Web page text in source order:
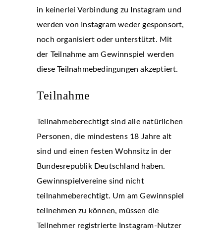
in keinerlei Verbindung zu Instagram und
werden von Instagram weder gesponsort,
noch organisiert oder unterstützt. Mit
der Teilnahme am Gewinnspiel werden
diese Teilnahmebedingungen akzeptiert.
Teilnahme
Teilnahmeberechtigt sind alle natürlichen
Personen, die mindestens 18 Jahre alt
sind und einen festen Wohnsitz in der
Bundesrepublik Deutschland haben.
Gewinnspielvereine sind nicht
teilnahmeberechtigt. Um am Gewinnspiel
teilnehmen zu können, müssen die
Teilnehmer registrierte Instagram-Nutzer